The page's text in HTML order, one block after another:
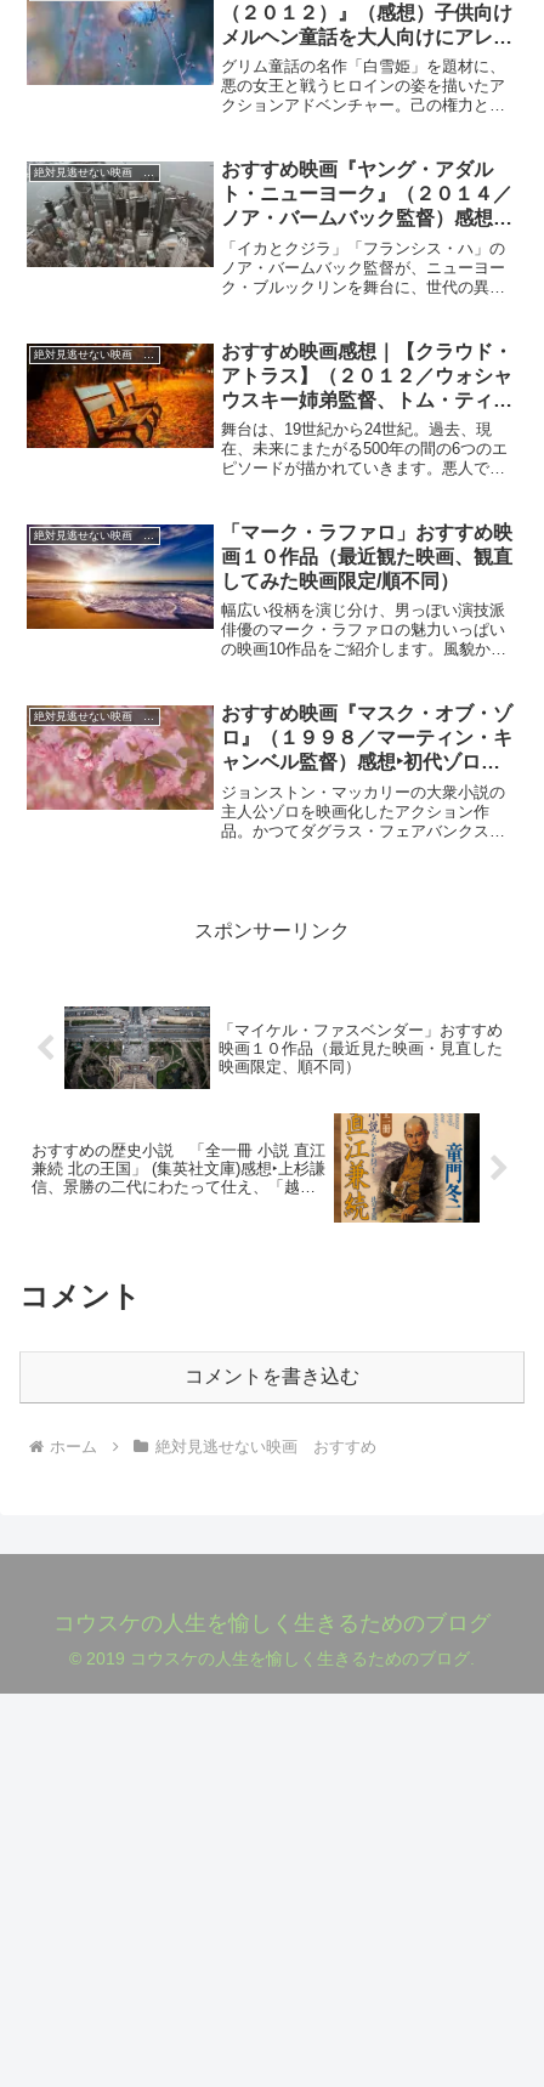
まれているそうです。しかも長男２６歳
を筆頭にいずれも美男・美女揃いです。
（２０１２）』（感想）子供向け
メルヘン童話を大人向けにアレン
ジした壮絶アクションファンタジ
ー”戦う白雪姫”最後の城攻めのシ
ーンは迫力満点
グリム童話の名作「白雪姫」を題材に、
悪の女王と戦うヒロインの姿を描いたア
クションアドベンチャー。己の権力と美
して送り込む。しかし、スノーホワイト
はその裏をかいて狩人から戦いの術を学
び、悪の女王に対抗する。
絶対見逃せない映画 おすすめ
おすすめ映画『ヤング・アダル
ト・ニューヨーク』（２０１４／
ノア・バームバック監督）感想‣
ニューヨークが舞台の60代と40
代と20代、3世代の物語！
「イカとクジラ」「フランシス・ハ」の
ノア・バームバック監督が、ニューヨー
ク・ブルックリンを舞台に、世代の異な
絶対見逃せない映画 おすすめ
おすすめ映画感想｜【クラウド・
アトラス】（２０１２／ウォシャ
ウスキー姉弟監督、トム・ティク
ヴァ監督）SF映画、トム・ハン
クスが1人6役を見事に演じ分け
る！
舞台は、19世紀から24世紀。過去、現
在、未来にまたがる500年の間の6つのエ
ピソードが描かれていきます。悪人で始
が成長していく主人公にトム・ハンクス
が扮する。
絶対見逃せない映画 おすすめ
「マーク・ラファロ」おすすめ映
画１０作品（最近観た映画、観直
してみた映画限定/順不同）
幅広い役柄を演じ分け、男っぽい演技派
俳優のマーク・ラファロの魅力いっぱい
の映画10作品をご紹介します。風貌から
絶対見逃せない映画 おすすめ
おすすめ映画『マスク・オブ・ゾ
ロ』（１９９８／マーティン・キ
ャンベル監督）感想‣初代ゾロが2
代目ゾロにバトンを渡す、痛快ア
クションムービー
ジョンストン・マッカリーの大衆小説の
主人公ゾロを映画化したアクション作
品。かつてダグラス・フェアバンクス・
スポンサーリンク
「マイケル・ファスベンダー」おすすめ
映画１０作品（最近見た映画・見直した
映画限定、順不同）
おすすめの歴史小説 「全一冊 小説 直江
兼続 北の王国」 (集英社文庫)感想‣上杉謙
信、景勝の二代にわたって仕え、「越後
コメント
コメントを書き込む
ホーム 絶対見逃せない映画 おすすめ
コウスケの人生を愉しく生きるためのブログ
© 2019 コウスケの人生を愉しく生きるためのブログ.